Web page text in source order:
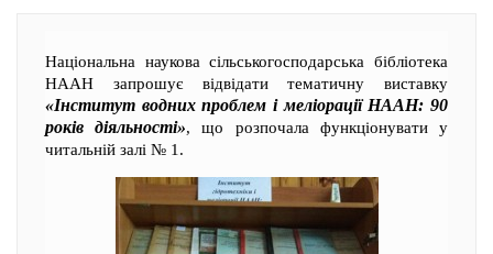
Національна наукова сільськогосподарська бібліотека
НААН запрошує відвідати тематичну виставку
«Інститут водних проблем і меліорації НААН: 90
років діяльності», що розпочала функціонувати у
читальній залі № 1.